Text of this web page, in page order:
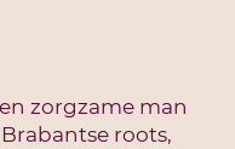
zorgzame man
roots,